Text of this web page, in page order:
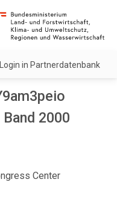
Login in Partnerdatenbank
2000
Center